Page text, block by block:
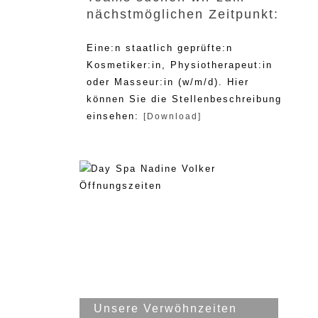
nächstmöglichen Zeitpunkt:
Eine:n staatlich geprüfte:n
Kosmetiker:in, Physiotherapeut:in
oder Masseur:in (w/m/d). Hier
können Sie die Stellenbeschreibung
einsehen:
[Download]
Unsere Verwöhnzeiten